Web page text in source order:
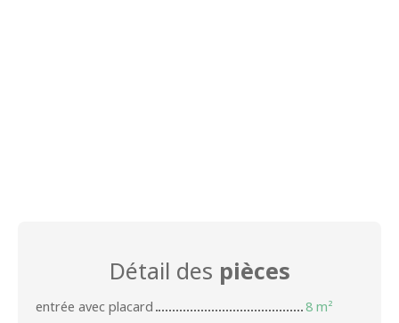
Détail des pièces
entrée avec placard
8 m²